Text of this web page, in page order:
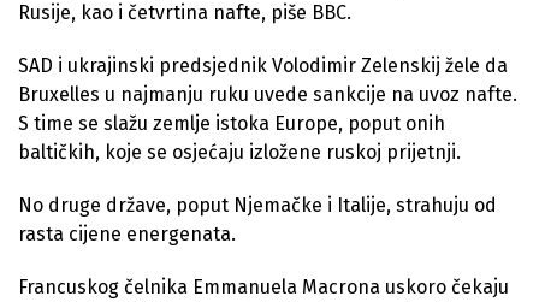
Rusije, kao i četvrtina nafte, piše BBC.
SAD i ukrajinski predsjednik Volodimir Zelenskij žele da
Bruxelles u najmanju ruku uvede sankcije na uvoz nafte.
S time se slažu zemlje istoka Europe, poput onih
baltičkih, koje se osjećaju izložene ruskoj prijetnji.
No druge države, poput Njemačke i Italije, strahuju od
rasta cijene energenata.
Francuskog čelnika Emmanuela Macrona uskoro čekaju